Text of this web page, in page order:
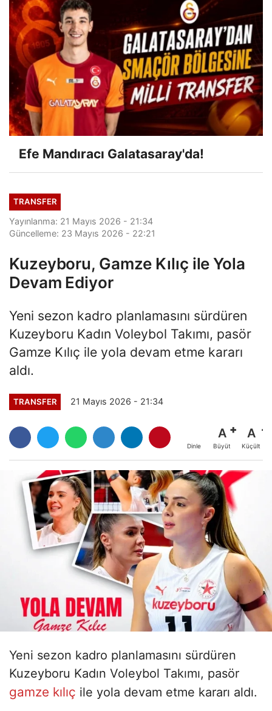
Efe Mandıracı Galatasaray'da!
TRANSFER
Yayınlanma: 21 Mayıs 2026 - 21:34
Güncelleme: 23 Mayıs 2026 - 22:21
Kuzeyboru, Gamze Kılıç ile Yola
Devam Ediyor
Yeni sezon kadro planlamasını sürdüren
Kuzeyboru Kadın Voleybol Takımı, pasör
Gamze Kılıç ile yola devam etme kararı
aldı.
TRANSFER 21 Mayıs 2026 - 21:34
Dinle
A
Büyüt
A
Küçült
Yeni sezon kadro planlamasını sürdüren
Kuzeyboru Kadın Voleybol Takımı, pasör
gamze kılıç ile yola devam etme kararı aldı.